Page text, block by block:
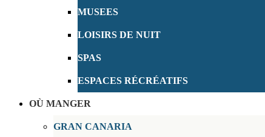
MUSEES
LOISIRS DE NUIT
SPAS
ESPACES RÉCRÉATIFS
OÙ MANGER
GRAN CANARIA